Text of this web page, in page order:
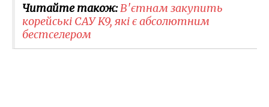
Читайте також:В'єтнам закупить
корейські САУ K9, які є абсолютним
бестселером